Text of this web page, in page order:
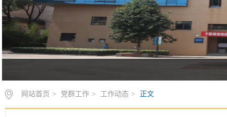
网站首页 > 党群工作 > 工作动态 > 正文